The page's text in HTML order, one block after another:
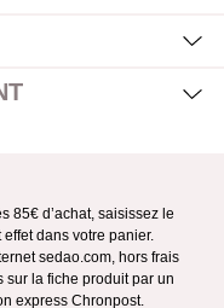
85€ d’achat, saisissez le
dans votre panier.
sedao.com, hors frais
sur la fiche produit par un
express Chronpost.